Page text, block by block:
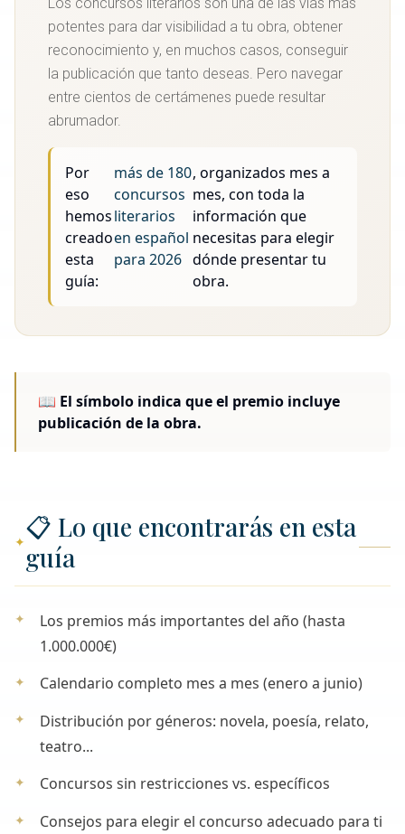
potentes para dar visibilidad a tu obra, obtener
reconocimiento y, en muchos casos, conseguir
la publicación que tanto deseas. Pero navegar
entre cientos de certámenes puede resultar
abrumador.
Por
eso
hemos
creado
esta
guía:
más de 180
concursos
literarios
en español
para 2026
, organizados mes a
mes, con toda la
información que
necesitas para elegir
dónde presentar tu
obra.
📖 El símbolo indica que el premio incluye
publicación de la obra.
📋 Lo que encontrarás en esta
guía
Los premios más importantes del año (hasta
1.000.000€)
Calendario completo mes a mes (enero a junio)
Distribución por géneros: novela, poesía, relato,
teatro...
Concursos sin restricciones vs. específicos
Consejos para elegir el concurso adecuado para ti